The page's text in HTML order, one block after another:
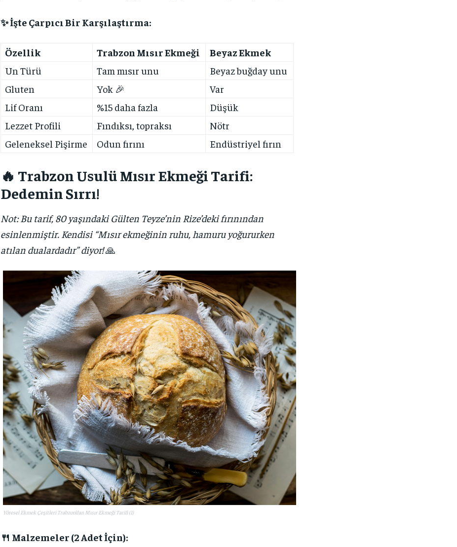
✨ İşte Çarpıcı Bir Karşılaştırma:
Özellik Trabzon Mısır Ekmeği
Beyaz Ekmek
Un Türü
Tam mısır unu
Beyaz buğday unu
Gluten
Yok 🎉
Var
Lif Oranı
%15 daha fazla
Düşük
Lezzet Profili
Fındıksı, topraksı
Nötr
Geleneksel Pişirme
Odun fırını Endüstriyel fırın
🔥 Trabzon Usulü Mısır Ekmeği Tarifi:
Dedemin Sırrı!
Not: Bu tarif, 80 yaşındaki Gülten Teyze’nin Rize’deki fırınından
esinlenmiştir. Kendisi “Mısır ekmeğinin ruhu, hamuru yoğururken
atılan dualardadır” diyor!🙏
Yöresel Ekmek Çeşitleri Trabzon’dan Mısır Ekmeği Tarifi (1)
🍴 Malzemeler (2 Adet İçin):